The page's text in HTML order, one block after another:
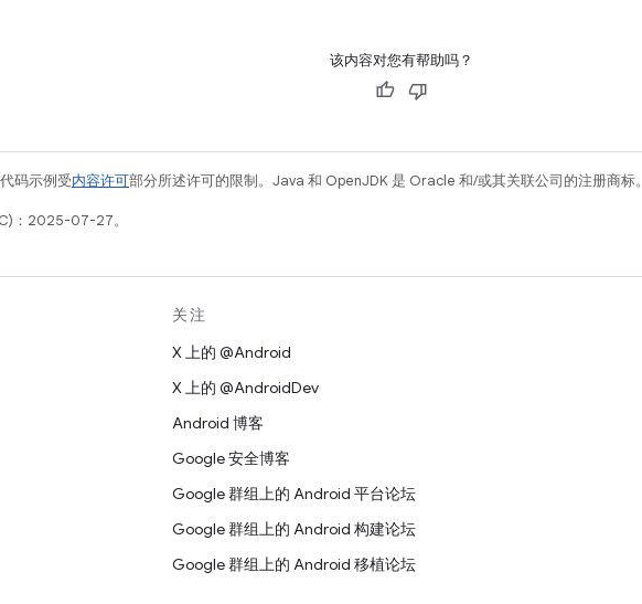
该内容对您有帮助吗？
码示例受内容许可部分所述许可的限制。Java 和 OpenJDK 是 Oracle 和/或其关联公司的注册商标。
：2025-07-27。
关注
X 上的 @Android
X 上的 @AndroidDev
Android 博客
Google 安全博客
Google 群组上的 Android 平台论坛
Google 群组上的 Android 构建论坛
Google 群组上的 Android 移植论坛